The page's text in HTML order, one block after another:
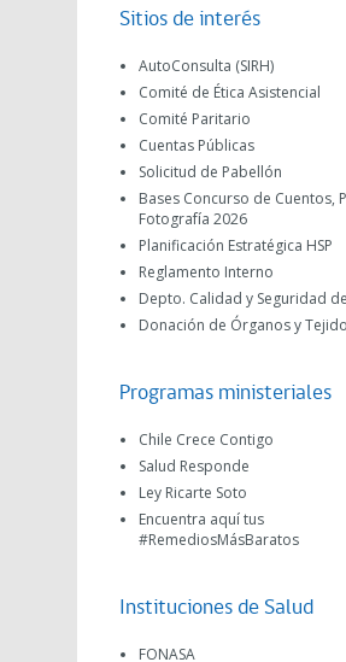
Sitios de interés
AutoConsulta (SIRH)
Comité de Ética Asistencial
Comité Paritario
Cuentas Públicas
Solicitud de Pabellón
Bases Concurso de Cuentos,
Fotografía 2026
Planificación Estratégica HSP
Reglamento Interno
Depto. Calidad y Seguridad
Donación de Órganos y
Programas ministeriales
Chile Crece Contigo
Salud Responde
Ley Ricarte Soto
Encuentra aquí tus
#RemediosMásBaratos
Instituciones de Salud
FONASA